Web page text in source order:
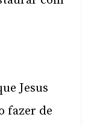
Jesus
fazer de